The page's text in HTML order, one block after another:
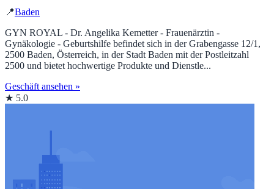
📍Baden
GYN ROYAL - Dr. Angelika Kemetter - Frauenärztin -
Gynäkologie - Geburtshilfe befindet sich in der Grabengasse 12/1,
2500 Baden, Österreich, in der Stadt Baden mit der Postleitzahl
2500 und bietet hochwertige Produkte und Dienstle...
Geschäft ansehen »
★ 5.0